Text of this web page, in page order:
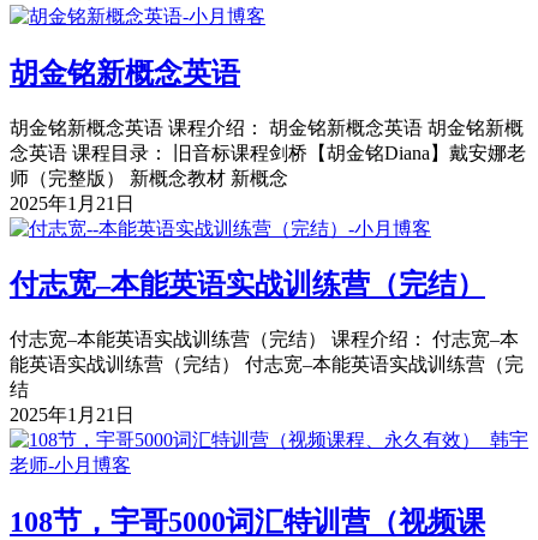
胡金铭新概念英语
胡金铭新概念英语 课程介绍： 胡金铭新概念英语 胡金铭新概
念英语 课程目录： 旧音标课程剑桥【胡金铭Diana】戴安娜老
师（完整版） 新概念教材 新概念
2025年1月21日
付志宽–本能英语实战训练营（完结）
付志宽–本能英语实战训练营（完结） 课程介绍： 付志宽–本
能英语实战训练营（完结） 付志宽–本能英语实战训练营（完
结
2025年1月21日
108节，宇哥5000词汇特训营（视频课